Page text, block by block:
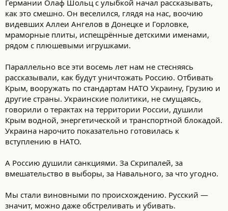
Германии Олаф Шольц с улыбкой начал рассказывать,
как это смешно. Он веселился, глядя на нас, воочию
видевших Аллеи Ангелов в Донецке и Горловке,
мраморные плиты, испещрённые детскими именами,
рядом с плюшевыми игрушками.
Параллельно все эти восемь лет нам не стесняясь
рассказывали, как будут уничтожать Россию. Отбивать
Крым, вооружать по стандартам НАТО Украину, Грузию и
другие страны. Украинские политики, не смущаясь,
говорили о терактах на территории России, душили
Крым водной, энергетической и транспортной блокадой.
Украина нарочито показательно готовилась к
вступлению в НАТО.
А Россию душили санкциями. За Скрипалей, за
вмешательство в выборы, за Навального, за что угодно.
Мы стали виновными по происхождению. Русский —
значит, можно даже обстреливать и убивать.